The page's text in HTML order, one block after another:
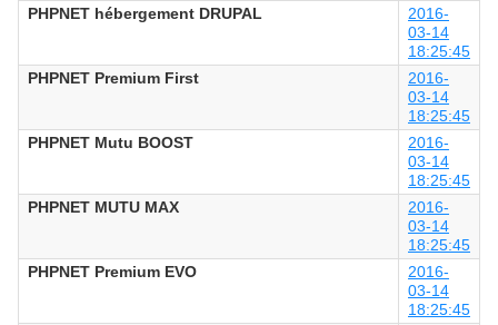
PHPNET hébergement DRUPAL
2016-
03-14
18:25:45
PHPNET Premium First
2016-
03-14
18:25:45
PHPNET Mutu BOOST
2016-
03-14
18:25:45
PHPNET MUTU MAX
2016-
03-14
18:25:45
PHPNET Premium EVO
2016-
03-14
18:25:45